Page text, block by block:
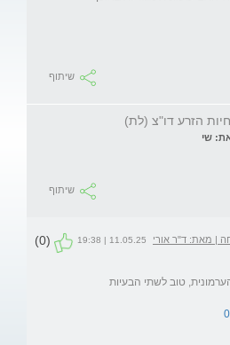
שיתוף
שיתוף
| מאת: ד"ר אורי
11.05.25 | 19:38
(0)